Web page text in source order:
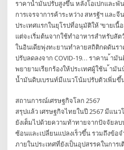
ราคาน้ำมันปรับสูงขึ้น หลังโอเปกและพั
การเจรจาการค้าระหว่าง สหรฐัฯ แล
ประเทศแรกในยุโรปที่อนุมัติให้ ‘ขายเนื้
แต่จะเริ่มต้นจากใช้ทำอาหารสำหรับสั
ในอินเดียพุ่งทะยานทำลายสถิติกดดันร
ปรับลดลงจาก COVID-19… ราคาน ้ามั
พยายามเรียกร้องให้ประเทศผู้ใช้น ้ามั
น้ำมันดิบเบรนท์มีแนวโน้มปรับตัวเพิ่มขึ้
สถานการณ์เศรษฐกิจโลก 2567
สรุปแล้ว เศรษฐกิจไทยในปี 2567 มีแ
ยังเต็มไปด้วยความท้าทายจากปัจจัยล
ซ้อนและเปลี่ยนแปลงเร็วขึ้น รวมถึงข้อ
ภายในประเทศที่ยังเป็นอุปสรรคในการ